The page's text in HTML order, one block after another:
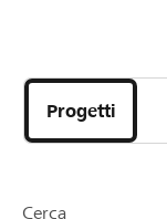
i
progetti
e
della
Progetti
Cerca